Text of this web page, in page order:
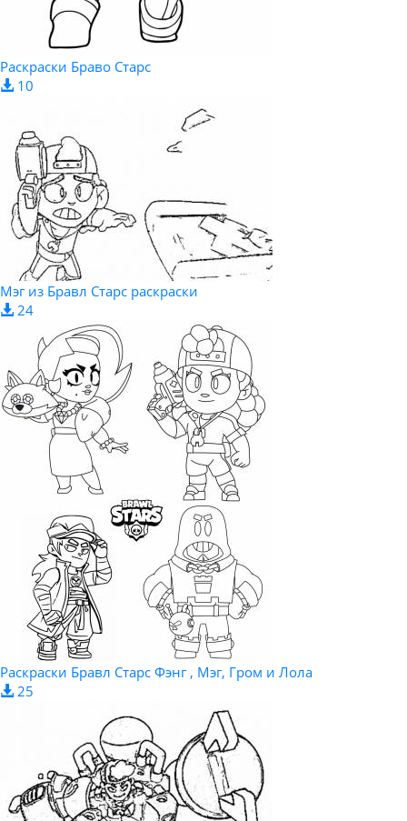
Раскраски Браво Старс
10
Мэг из Бравл Старс раскраски
24
Раскраски Бравл Старс Фэнг , Мэг, Гром и Лола
25